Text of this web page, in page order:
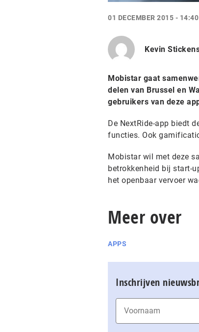
01 DECEMBER 2015 - 14:40
Kevin
Mobistar gaat
delen van Brussel en
gebruikers van deze
De NextRide-app biedt
functies. Ook
Mobistar wil met deze
betrokkenheid bij start-
het openbaar vervoer
Meer over
APPS
Inschrijven